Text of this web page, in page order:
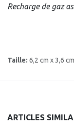
Recharge de gaz
Taille: 6,2 cm x 3,6 cm
ARTICLES